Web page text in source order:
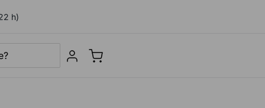
h)
Sign in